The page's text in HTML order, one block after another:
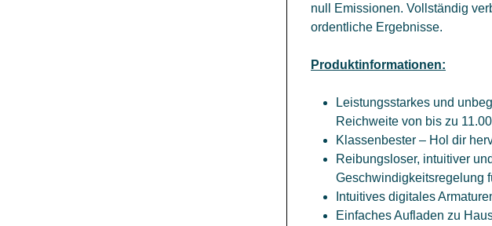
null Emissionen. Vollständig
ordentliche Ergebnisse.
Produktinformationen:
Leistungsstarkes und
Reichweite von bis zu
Klassenbester – Hol dir
Reibungsloser, intuitiver
Geschwindigkeitsregelung
Intuitives digitales
Einfaches Aufladen zu